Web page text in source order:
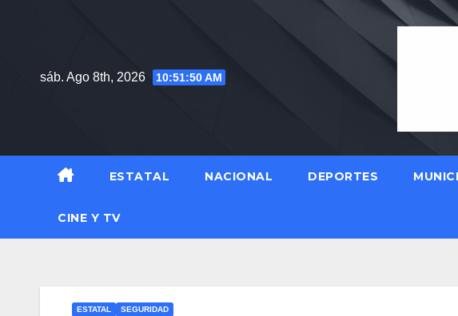
sáb. Ago 8th, 2026
10:51:51 AM
ESTATAL NACIONAL DEPORTES
CINE Y TV
ESTATAL SEGURIDAD